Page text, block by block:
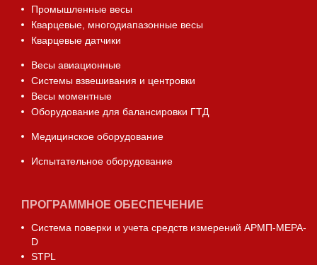
Промышленные весы
Кварцевые, многодиапазонные весы
Кварцевые датчики
Весы авиационные
Системы взвешивания и центровки
Весы моментные
Оборудование для балансировки ГТД
Медицинское оборудование
Испытательное оборудование
ПРОГРАММНОЕ ОБЕСПЕЧЕНИЕ
Система поверки и учета средств измерений АРМП-МЕРА-
D
STPL